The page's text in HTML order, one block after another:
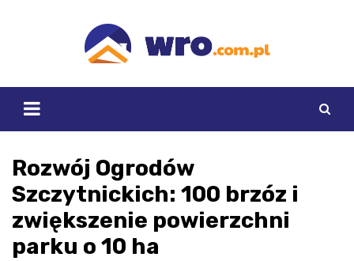
Rozwój Ogrodów
Szczytnickich: 100 brzóz i
zwiększenie powierzchni
parku o 10 ha